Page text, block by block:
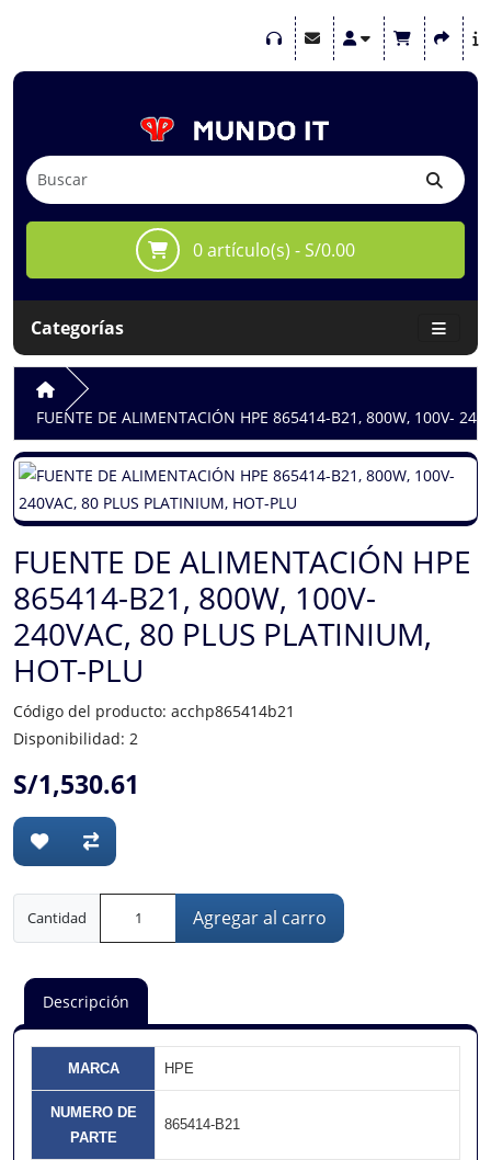
0 artículo(s) - S/0.00
Categorías
FUENTE DE ALIMENTACIÓN HPE 865414-B21, 800W, 100V-
FUENTE DE ALIMENTACIÓN HPE
865414-B21, 800W, 100V-
240VAC, 80 PLUS PLATINIUM,
HOT-PLU
Código del producto: acchp865414b21
Disponibilidad: 2
S/1,530.61
Cantidad Agregar al carro
Descripción
MARCA HPE
NUMERO DE
PARTE
865414-B21